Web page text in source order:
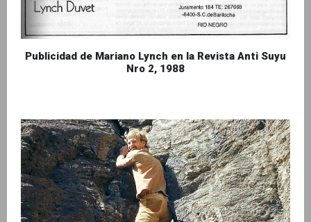
Publicidad de Mariano Lynch en la Revista Anti Suyu
Nro 2, 1988